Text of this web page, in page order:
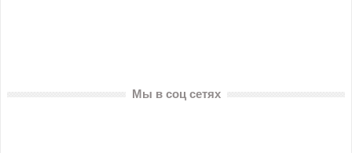
Мы в соц сетях